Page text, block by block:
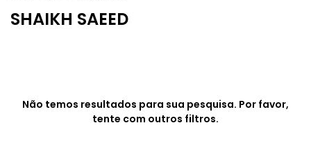
SHAIKH SAEED
Não temos resultados para sua pesquisa. Por favor,
tente com outros filtros.